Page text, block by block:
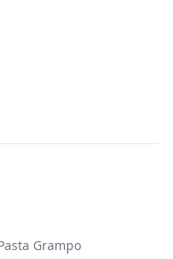
Grampo